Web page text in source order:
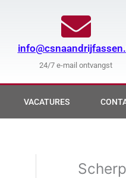
24/7 e-mail ontvangst
VACATURES